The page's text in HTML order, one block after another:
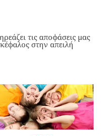
τις αποφάσεις μας
στην απειλή